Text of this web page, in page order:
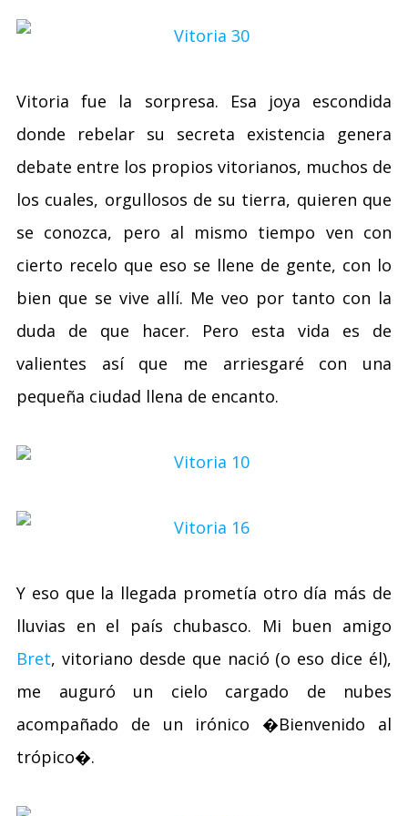
Vitoria fue la sorpresa. Esa joya escondida
donde rebelar su secreta existencia genera
debate entre los propios vitorianos, muchos de
los cuales, orgullosos de su tierra, quieren que
se conozca, pero al mismo tiempo ven con
cierto recelo que eso se llene de gente, con lo
bien que se vive allí. Me veo por tanto con la
duda de que hacer. Pero esta vida es de
valientes así que me arriesgaré con una
pequeña ciudad llena de encanto.
Y eso que la llegada prometía otro día más de
lluvias en el país chubasco. Mi buen amigo
Bret, vitoriano desde que nació (o eso dice él),
me auguró un cielo cargado de nubes
acompañado de un irónico �Bienvenido al
trópico�.